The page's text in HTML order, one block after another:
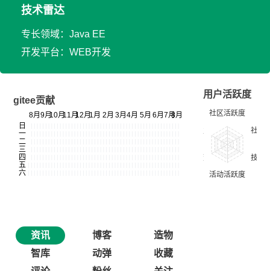
技术雷达
专长领域：Java EE
开发平台：WEB开发
gitee贡献
用户活跃度
资讯 博客
造物
智库
动弹
收藏